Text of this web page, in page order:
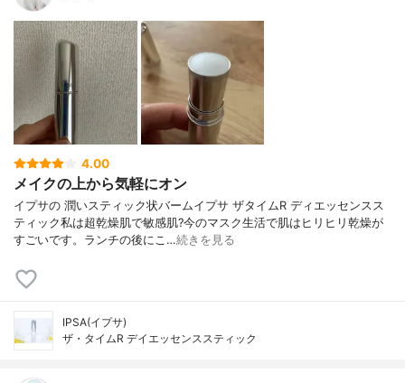
4.00
メイクの上から気軽にオン
イプサの 潤いスティック状バームイプサ ザタイムR ディエッセンスス
ティック私は超乾燥肌で敏感肌?今のマスク生活で肌はヒリヒリ乾燥が
すごいです。ランチの後にこ…続きを見る
IPSA(イプサ)
ザ・タイムR デイエッセンススティック